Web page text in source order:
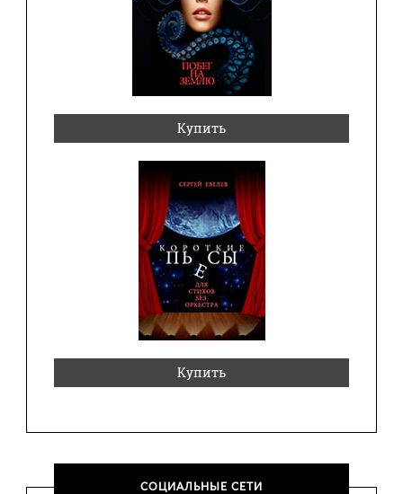
Купить
Купить
СОЦИАЛЬНЫЕ СЕТИ